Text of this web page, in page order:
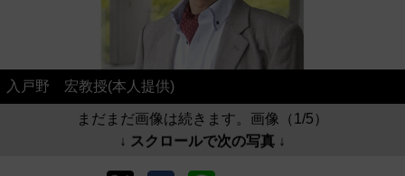
入戸野 宏教授(本人提供)
まだまだ画像は続きます。画像（1/5）
↓ スクロールで次の写真 ↓